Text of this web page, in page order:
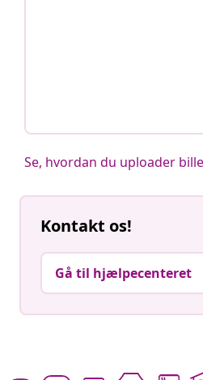
Se, hvordan du uploader
Kontakt os!
Gå til hjælpecenteret